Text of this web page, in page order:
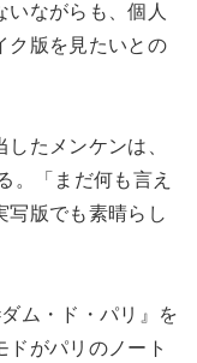
いながらも、個人
ク版を見たいとの
たメンケンは、
。「まだ何も言え
写版でも素晴らし
ム・ド・パリ』を
ドがパリのノート